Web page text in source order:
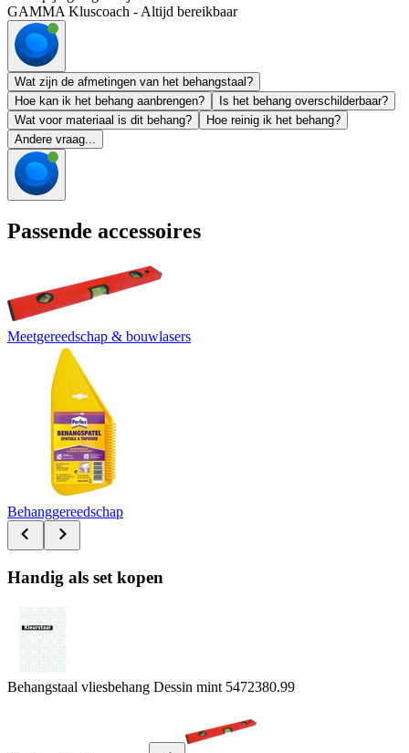
GAMMA Kluscoach - Altijd bereikbaar
Wat zijn de afmetingen van het behangstaal?
Hoe kan ik het behang aanbrengen?
Is het behang overschilderbaar?
Wat voor materiaal is dit behang?
Hoe reinig ik het behang?
Andere vraag...
Passende accessoires
Meetgereedschap & bouwlasers
Behanggereedschap
Handig als set kopen
Behangstaal vliesbehang Dessin mint 5472380.99